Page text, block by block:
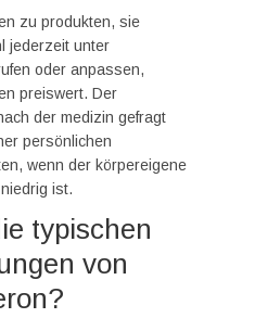
zu produkten, sie
jederzeit unter
oder anpassen,
preiswert. Der
der medizin gefragt
persönlichen
wenn der körpereigene
ist.
typischen
von